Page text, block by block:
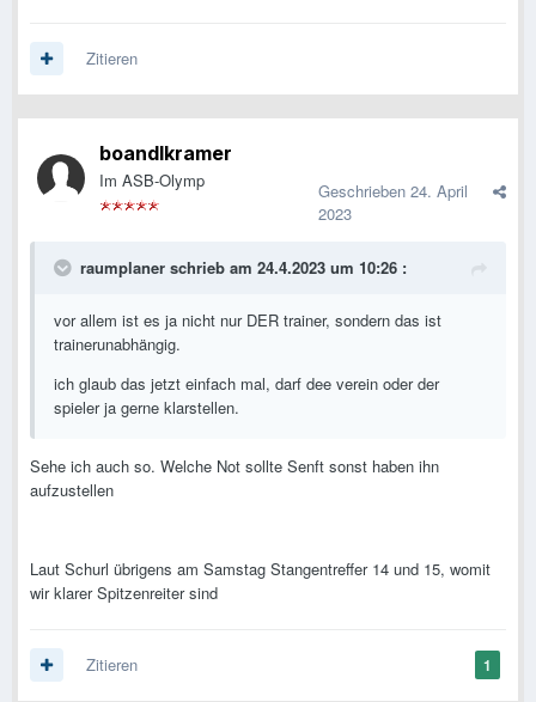
Zitieren
boandlkramer
Im ASB-Olymp Geschrieben 24. April
2023
raumplaner schrieb am 24.4.2023 um 10:26 :
vor allem ist es ja nicht nur DER trainer, sondern das ist
trainerunabhängig.
ich glaub das jetzt einfach mal, darf dee verein oder der
spieler ja gerne klarstellen.
Sehe ich auch so. Welche Not sollte Senft sonst haben ihn
aufzustellen
Laut Schurl übrigens am Samstag Stangentreffer 14 und 15, womit
wir klarer Spitzenreiter sind
1
Zitieren